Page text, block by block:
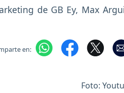
de GB Ey, Max
en:
Foto: